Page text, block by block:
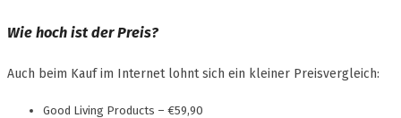
Wie hoch ist der Preis?
Auch beim Kauf im Internet lohnt sich ein kleiner Preisvergleich:
Good Living Products – €59,90